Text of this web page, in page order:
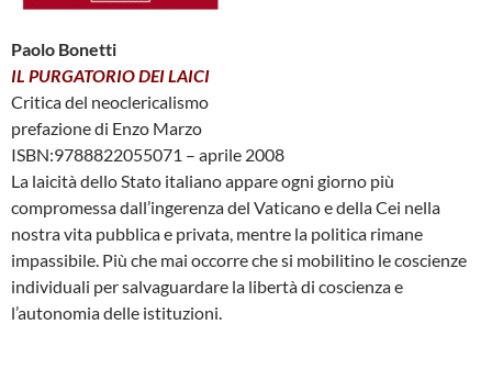
Paolo Bonetti
IL PURGATORIO DEI LAICI
Critica del neoclericalismo
prefazione di Enzo Marzo
ISBN:9788822055071 – aprile 2008
La laicità dello Stato italiano appare ogni giorno più
compromessa dall’ingerenza del Vaticano e della Cei nella
nostra vita pubblica e privata, mentre la politica rimane
impassibile. Più che mai occorre che si mobilitino le coscienze
individuali per salvaguardare la libertà di coscienza e
l’autonomia delle istituzioni.